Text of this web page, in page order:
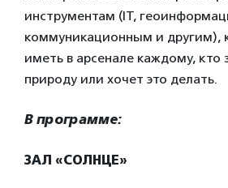
инструментам (IT,
коммуникационным и другим),
иметь в арсенале каждому,
природу или хочет это делать.
В программе:
ЗАЛ «СОЛНЦЕ»